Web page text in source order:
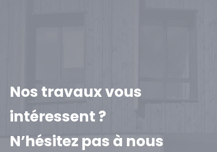
Nos travaux vous
intéressent ?
N’hésitez pas à nous